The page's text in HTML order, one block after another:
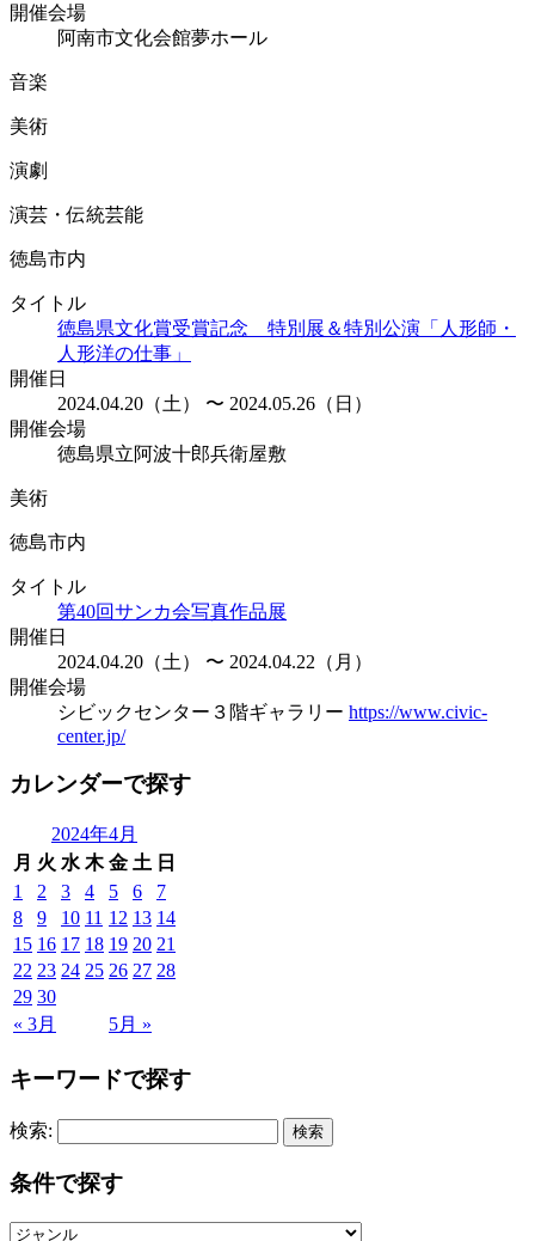
開催会場
阿南市文化会館夢ホール
音楽
美術
演劇
演芸・伝統芸能
徳島市内
タイトル
徳島県文化賞受賞記念 特別展＆特別公演「人形師・
人形洋の仕事」
開催日
2024.04.20（土） 〜 2024.05.26（日）
開催会場
徳島県立阿波十郎兵衛屋敷
美術
徳島市内
タイトル
第40回サンカ会写真作品展
開催日
2024.04.20（土） 〜 2024.04.22（月）
開催会場
シビックセンター３階ギャラリー https://www.civic-
center.jp/
カレンダーで探す
2024年4月
月 火 水 木 金 土 日
« 3月 5月 »
1 2 3 4 5 6
7
8
9 10 11 12 13 14
15 16 17 18 19 20 21
22 23 24 25 26 27 28
29 30
キーワードで探す
検索:
条件で探す